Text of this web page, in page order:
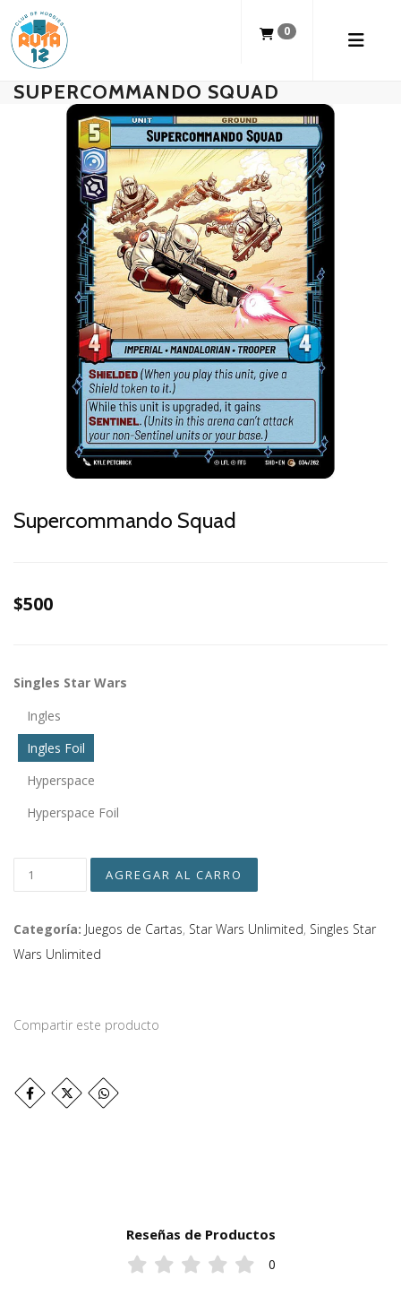
0
SUPERCOMMANDO SQUAD
Supercommando Squad
$500
Singles Star Wars
Ingles
Ingles Foil
Hyperspace
Hyperspace Foil
Categoría: Juegos de Cartas, Star Wars Unlimited, Singles Star
Wars Unlimited
Compartir este producto
Reseñas de Productos
0